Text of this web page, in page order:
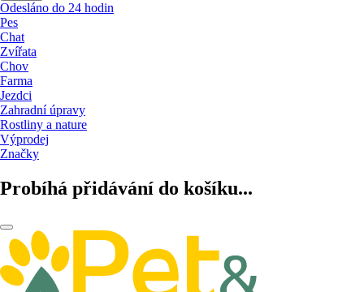
Odesláno do 24 hodin
Pes
Chat
Zvířata
Chov
Farma
Jezdci
Zahradní úpravy
Rostliny a nature
Výprodej
Značky
Probíhá přidávání do košíku...